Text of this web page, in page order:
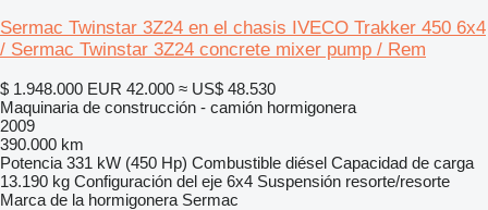
Sermac Twinstar 3Z24 en el chasis IVECO Trakker 450 6x4
/ Sermac Twinstar 3Z24 concrete mixer pump / Rem
$ 1.948.000 EUR 42.000 ≈ US$ 48.530
Maquinaria de construcción - camión hormigonera
2009
390.000 km
Potencia 331 kW (450 Hp) Combustible diésel Capacidad de carga
13.190 kg Configuración del eje 6x4 Suspensión resorte/resorte
Marca de la hormigonera Sermac